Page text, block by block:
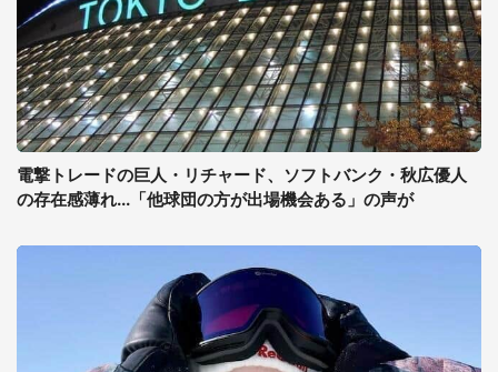
電撃トレードの巨人・リチャード、ソフトバンク・秋広優人
の存在感薄れ...「他球団の方が出場機会ある」の声が